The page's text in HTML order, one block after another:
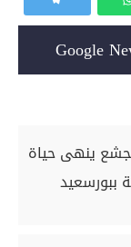
ينهى حياة
ببورسعيد